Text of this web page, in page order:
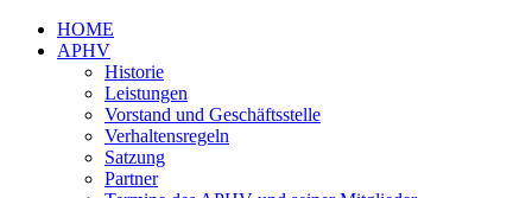
HOME
APHV
Historie
Leistungen
Vorstand und Geschäftsstelle
Verhaltensregeln
Satzung
Partner